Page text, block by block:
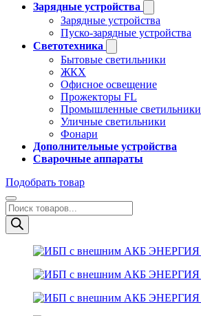
Зарядные устройства
Зарядные устройства
Пуско-зарядные устройства
Светотехника
Бытовые светильники
ЖКХ
Офисное освещение
Прожекторы FL
Промышленные светильники
Уличные светильники
Фонари
Дополнительные устройства
Сварочные аппараты
Подобрать товар
Поиск
товаров